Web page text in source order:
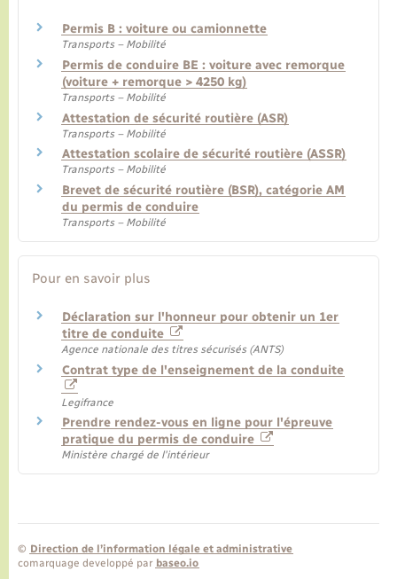
Permis B : voiture ou camionnette
Transports – Mobilité
Permis de conduire BE : voiture avec remorque
(voiture + remorque > 4250 kg)
Transports – Mobilité
Attestation de sécurité routière (ASR)
Transports – Mobilité
Attestation scolaire de sécurité routière (ASSR)
Transports – Mobilité
Brevet de sécurité routière (BSR), catégorie AM
du permis de conduire
Transports – Mobilité
Pour en savoir plus
Déclaration sur l'honneur pour obtenir un 1er
titre de conduite
Agence nationale des titres sécurisés (ANTS)
Contrat type de l'enseignement de la conduite
Legifrance
Prendre rendez-vous en ligne pour l'épreuve
pratique du permis de conduire
Ministère chargé de l'intérieur
© Direction de l’information légale et administrative
comarquage developpé par baseo.io